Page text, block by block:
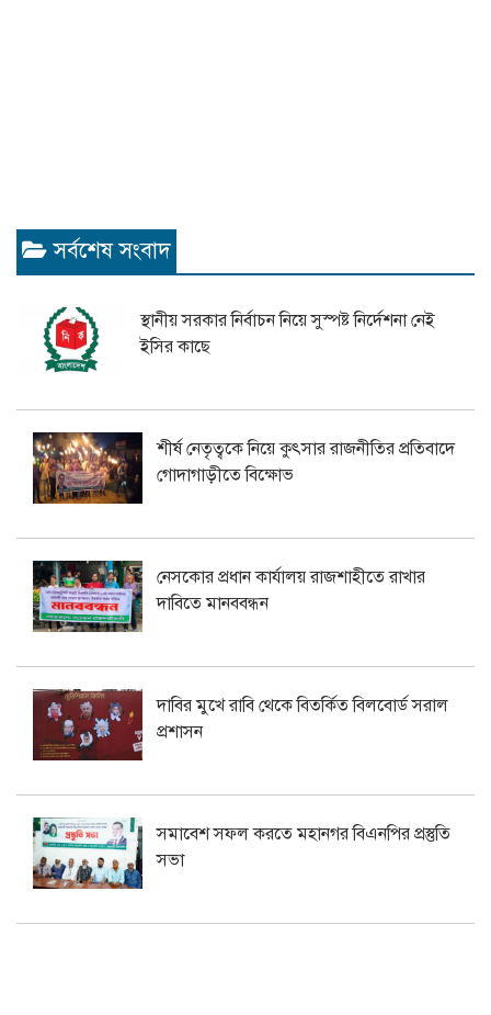
সর্বশেষ সংবাদ
স্থানীয় সরকার নির্বাচন নিয়ে সুস্পষ্ট নির্দেশনা নেই
ইসির কাছে
শীর্ষ নেতৃত্বকে নিয়ে কুৎসার রাজনীতির প্রতিবাদে
গোদাগাড়ীতে বিক্ষোভ
নেসকোর প্রধান কার্যালয় রাজশাহীতে রাখার
দাবিতে মানববন্ধন
দাবির মুখে রাবি থেকে বিতর্কিত বিলবোর্ড সরাল
প্রশাসন
সমাবেশ সফল করতে মহানগর বিএনপির প্রস্তুতি
সভা